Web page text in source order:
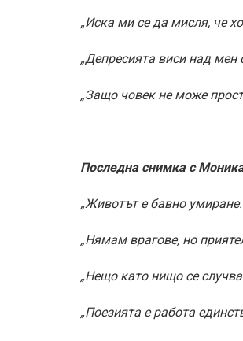
„Иска ми се да мисля, че
„Депресията виси над
„Защо човек не може
Последна снимка с
„Животът е бавно
„Нямам врагове, но
„Нещо като нищо се
„Поезията е работа